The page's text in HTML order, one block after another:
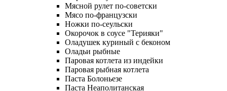
Мясной рулет по-советски
Мясо по-французски
Ножки по-сеульски
Окорочок в соусе "Терияки"
Оладушек куриный с беконом
Оладьи рыбные
Паровая котлета из индейки
Паровая рыбная котлета
Паста Болоньезе
Паста Неаполитанская